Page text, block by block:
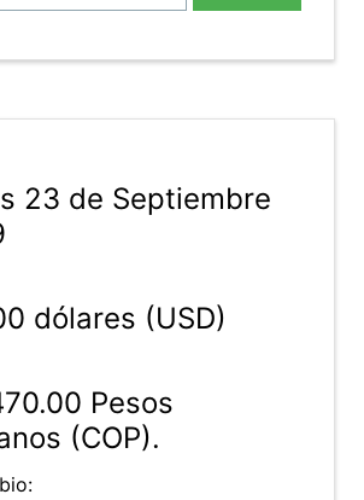
23 de Septiembre
dólares (USD)
Pesos
(COP).